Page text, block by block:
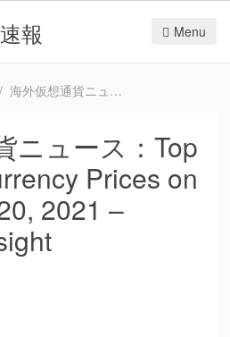
報 Menu
海外仮想通貨ニュース：Top 10 Cryptocurrency Prices on September 20, 2021 – Analytics Insight
ニュース：Top
Prices on
2021 –